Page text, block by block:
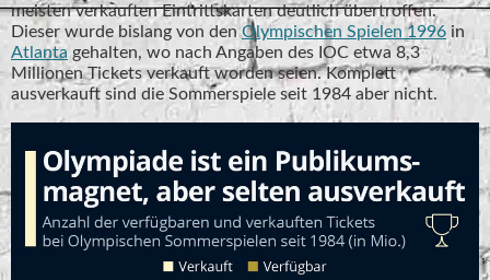
meisten verkauften Eintrittskarten deutlich übertroffen.
Dieser wurde bislang von denOlympischen Spielen 1996 in
Atlanta gehalten, wo nach Angaben des IOC etwa 8,3
Millionen Tickets verkauft worden seien. Komplett
ausverkauft sind die Sommerspiele seit 1984 aber nicht.